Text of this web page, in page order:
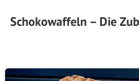
Schokowaffeln – Die